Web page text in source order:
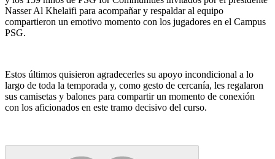
Nasser Al Khelaïfi para acompañar y respaldar al equipo
compartieron un emotivo momento con los jugadores en el Campus
PSG.
Estos últimos quisieron agradecerles su apoyo incondicional a lo
largo de toda la temporada y, como gesto de cercanía, les regalaron
sus camisetas y balones para compartir un momento de conexión
con los aficionados en este tramo decisivo del curso.